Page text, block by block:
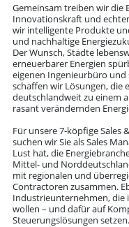
Gemeinsam treiben wir die
Innovationskraft und
wir intelligente Produkte
und nach­haltige
Der Wunsch, Städte
erneuerbarer Energien
eigenen Ingenieurbüro
schaffen wir Lösungen, die
deutschlandweit zu einem
rasant verändernden
Für unsere 7‑köpfige Sales
suchen wir Sie als Sales
Lust hat, die
Mittel- und
mit regionalen und
Contractoren zusammen.
Industrieunternehmen, die
wollen – und dafür auf
Steuerungslösungen setzen.